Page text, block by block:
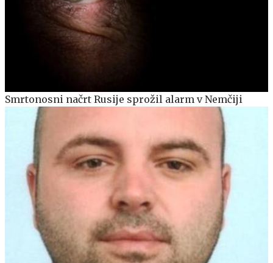
Smrtonosni načrt Rusije sprožil alarm v Nemčiji